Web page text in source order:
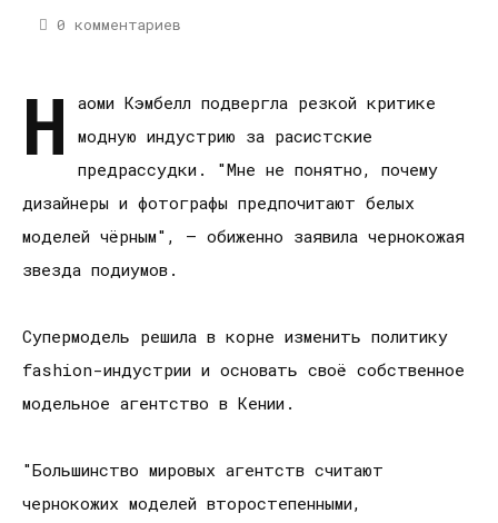
0 комментариев
Н
аоми Кэмбелл подвергла резкой критике
модную индустрию за расистские
предрассудки. "Мне не понятно, почему
дизайнеры и фотографы предпочитают белых
моделей чёрным", – обиженно заявила чернокожая
звезда подиумов.
Супермодель решила в корне изменить политику
fashion-индустрии и основать своё собственное
модельное агентство в Кении.
"Большинство мировых агентств считают
чернокожих моделей второстепенными,